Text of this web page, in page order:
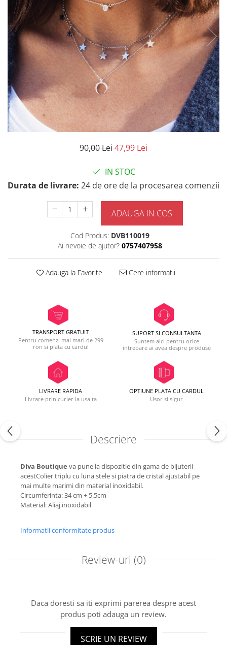
90,00 Lei47,99 Lei
IN STOC
Durata de livrare: 24 de ore de la procesarea comenzii
ADAUGA IN COS
Cod Produs: DVB110019
Ai nevoie de ajutor? 0757407958
Adauga la Favorite Cere informatii
TRANSPORT GRATUIT
Pentru comenzi mai mari de 299
ron si plata cu cardul
SUPORT SI CONSULTANTA
Suntem aici pentru orice
intrebare ai avea despre produse
LIVRARE RAPIDA
Livrare prin curier la usa ta
OPTIUNE PLATA CU CARDUL
Usor si sigur
Descriere
Diva Boutique va pune la dispozitie din gama de bijuterii
acestColier triplu cu luna stele si piatra de cristal ajustabil pe
mai multe marimi din material inoxidabil.
Circumferinta: 34 cm + 5.5cm
Material: Aliaj inoxidabil
Informatii conformitate produs
Review-uri (0)
Daca doresti sa iti exprimi parerea despre acest
produs poti adauga un review.
SCRIE UN REVIEW